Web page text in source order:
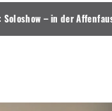
– in der